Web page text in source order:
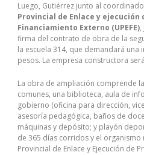
Luego, Gutiérrez junto al
Provincial de Enlace y ejecución
Financiamiento Externo (UPEFE),
firma del contrato de obra de la
la escuela 314, que demandará una
pesos. La empresa constructora
La obra de ampliación comprende
comunes, una biblioteca, aula de
gobierno (oficina para dirección,
asesoría pedagógica, baños de
máquinas y depósito; y playón
de 365 días corridos y el
Provincial de Enlace y Ejecución de